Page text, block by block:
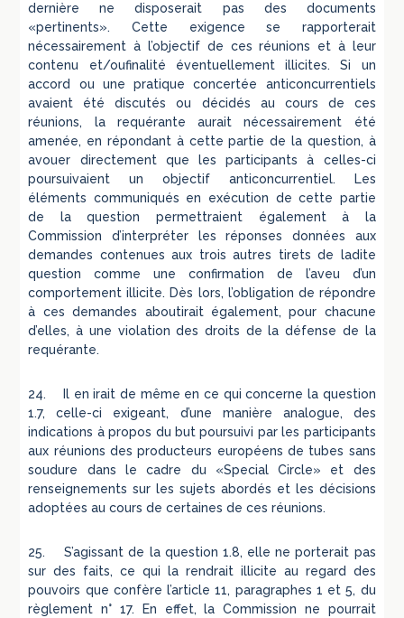
dernière ne disposerait pas des documents
«pertinents». Cette exigence se rapporterait
nécessairement à l’objectif de ces réunions et à leur
contenu et/oufinalité éventuellement illicites. Si un
accord ou une pratique concertée anticoncurrentiels
avaient été discutés ou décidés au cours de ces
réunions, la requérante aurait nécessairement été
amenée, en répondant à cette partie de la question, à
avouer directement que les participants à celles-ci
poursuivaient un objectif anticoncurrentiel. Les
éléments communiqués en exécution de cette partie
de la question permettraient également à la
Commission d’interpréter les réponses données aux
demandes contenues aux trois autres tirets de ladite
question comme une confirmation de l’aveu d’un
comportement illicite. Dès lors, l’obligation de répondre
à ces demandes aboutirait également, pour chacune
d’elles, à une violation des droits de la défense de la
requérante.
24. Il en irait de même en ce qui concerne la question
1.7, celle-ci exigeant, d’une manière analogue, des
indications à propos du but poursuivi par les participants
aux réunions des producteurs européens de tubes sans
soudure dans le cadre du «Special Circle» et des
renseignements sur les sujets abordés et les décisions
adoptées au cours de certaines de ces réunions.
25. S’agissant de la question 1.8, elle ne porterait pas
sur des faits, ce qui la rendrait illicite au regard des
pouvoirs que confère l’article 11, paragraphes 1 et 5, du
règlement n° 17. En effet, la Commission ne pourrait